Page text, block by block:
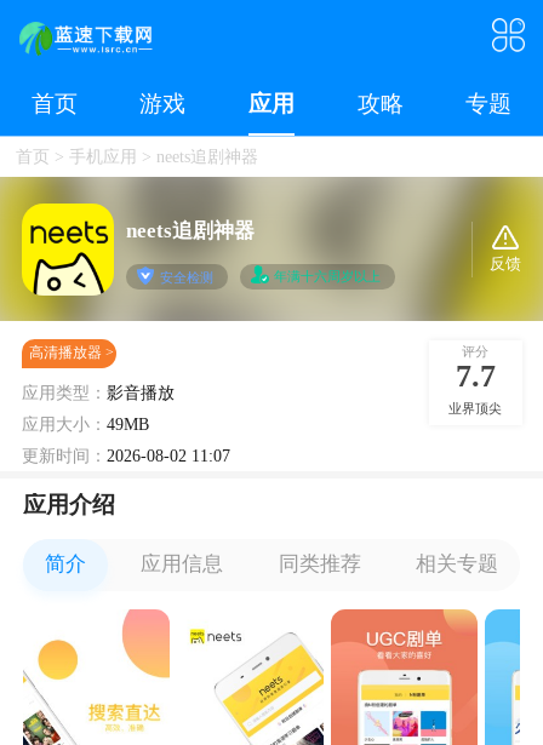
首页 游戏 应用 攻略 专题
首页 > 手机应用 > neets追剧神器
neets追剧神器
安全检测 年满十六周岁以上
反馈
高清播放器
应用类型： 影音播放
应用大小： 49MB
更新时间： 2026-08-02 11:07
评分
7.7
业界顶尖
应用介绍
简介 应用信息 同类推荐 相关专题